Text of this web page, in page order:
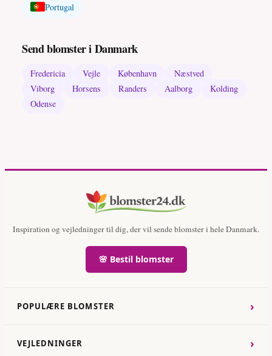
Portugal
Send blomster i Danmark
Fredericia Vejle København
Næstved
Viborg
Horsens Randers Aalborg
Kolding
Odense
Inspiration og vejledninger til dig, der vil sende blomster i hele Danmark.
🌸 Bestil blomster
POPULÆRE BLOMSTER ›
VEJLEDNINGER ›